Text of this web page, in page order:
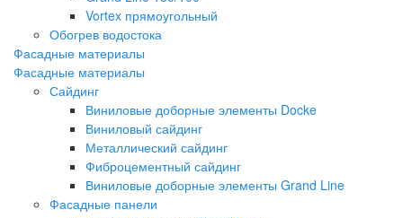
Vortex прямоугольный
Обогрев водостока
Фасадные материалы
Фасадные материалы
Сайдинг
Виниловые доборные элементы Docke
Виниловый сайдинг
Металлический сайдинг
Фиброцементный сайдинг
Виниловые доборные элементы Grand Line
Фасадные панели